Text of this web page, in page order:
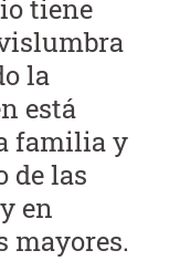
tiene
la
está
familia y
de las
en
mayores.